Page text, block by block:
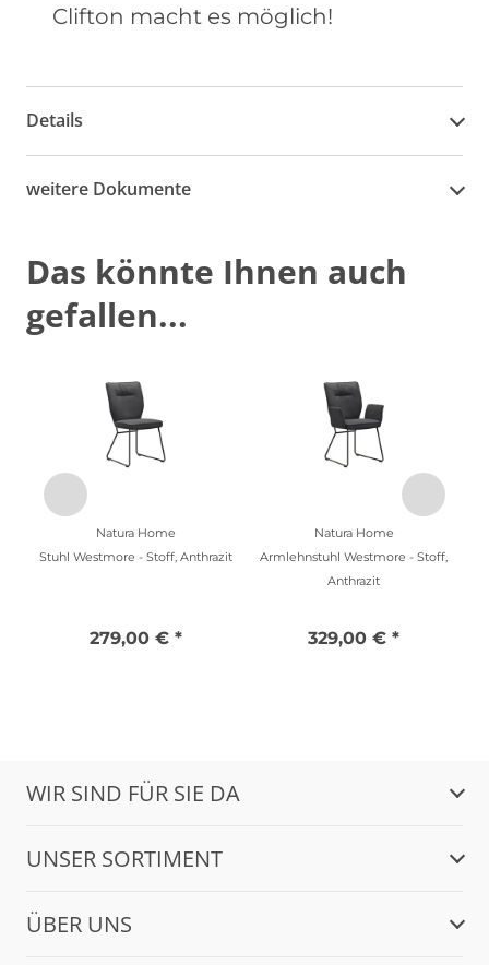
Clifton macht es möglich!
Details
weitere Dokumente
Das könnte Ihnen auch
gefallen...
Natura Home
Stuhl Westmore - Stoff, Anthrazit
279,00 € *
Natura Home
Armlehnstuhl Westmore - Stoff,
Anthrazit
329,00 € *
WIR SIND FÜR SIE DA
UNSER SORTIMENT
ÜBER UNS